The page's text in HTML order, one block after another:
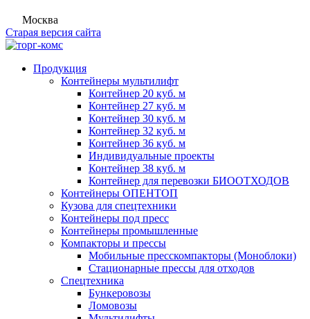
Москва
Старая версия сайта
Продукция
Контейнеры мультилифт
Контейнер 20 куб. м
Контейнер 27 куб. м
Контейнер 30 куб. м
Контейнер 32 куб. м
Контейнер 36 куб. м
Индивидуальные проекты
Контейнер 38 куб. м
Контейнер для перевозки БИООТХОДОВ
Контейнеры ОПЕНТОП
Кузова для спецтехники
Контейнеры под пресс
Контейнеры промышленные
Компакторы и прессы
Мобильные пресскомпакторы (Моноблоки)
Стационарные прессы для отходов
Спецтехника
Бункеровозы
Ломовозы